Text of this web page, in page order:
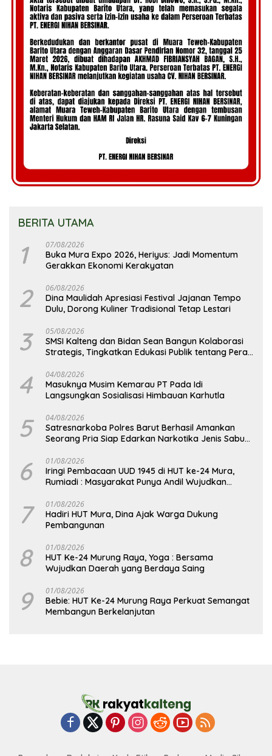
BERITA UTAMA
1 07/08/2026
Buka Mura Expo 2026, Heriyus: Jadi Momentum
Gerakkan Ekonomi Kerakyatan
2 06/08/2026
Dina Maulidah Apresiasi Festival Jajanan Tempo
Dulu, Dorong Kuliner Tradisional Tetap Lestari
3 05/08/2026
SMSI Kalteng dan Bidan Sean Bangun Kolaborasi
Strategis, Tingkatkan Edukasi Publik tentang Peran
4 04/08/2026
Masuknya Musim Kemarau PT Pada Idi
Langsungkan Sosialisasi Himbauan Karhutla
5 04/08/2026
Satresnarkoba Polres Barut Berhasil Amankan
Seorang Pria Siap Edarkan Narkotika Jenis Sabu
6 01/08/2026
Iringi Pembacaan UUD 1945 di HUT ke-24 Mura,
Rumiadi : Masyarakat Punya Andil Wujudkan
7 01/08/2026
Hadiri HUT Mura, Dina Ajak Warga Dukung
Pembangunan
8 01/08/2026
HUT Ke-24 Murung Raya, Yoga : Bersama
Wujudkan Daerah yang Berdaya Saing
9 01/08/2026
Bebie: HUT Ke-24 Murung Raya Perkuat Semangat
Membangun Berkelanjutan